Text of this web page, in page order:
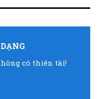
có thiên tài!